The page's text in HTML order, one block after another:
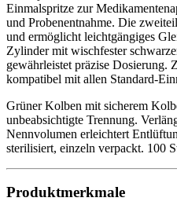
Einmalspritze zur
und Probenentnahme. Die
und ermöglicht leichtgängiges
Zylinder mit wischfester
gewährleistet präzise Dosierung.
kompatibel mit allen Standard-
Grüner Kolben mit sicherem
unbeabsichtigte Trennung.
Nennvolumen erleichtert
sterilisiert, einzeln verpackt. 100
Produktmerkmale